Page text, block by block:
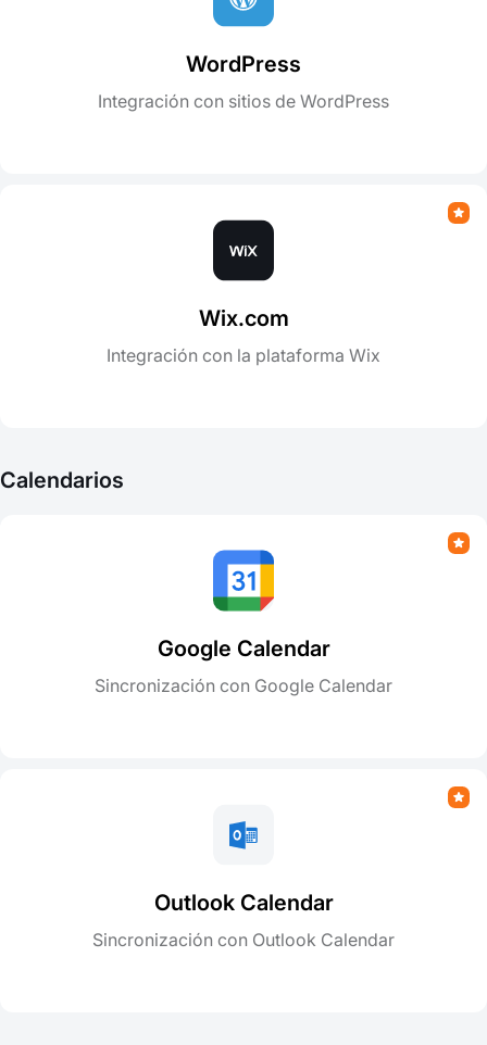
WordPress
Integración con sitios de WordPress
Wix.com
Integración con la plataforma Wix
Calendarios
Google Calendar
Sincronización con Google Calendar
Outlook Calendar
Sincronización con Outlook Calendar